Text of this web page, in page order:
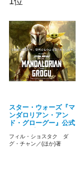
スター・ウォーズ『マ
ンダロリアン・アン
ド・グローグー』公式
フィル・ショスタク ダ
グ・チャン／(ほか)著